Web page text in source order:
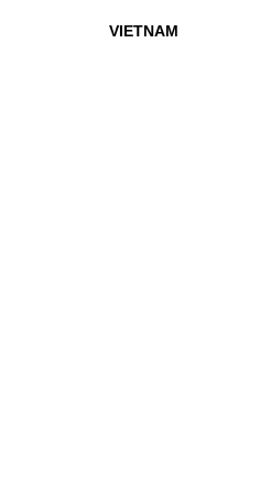
VIETNAM